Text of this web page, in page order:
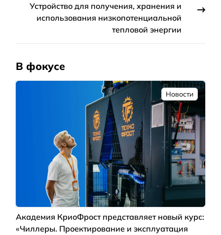
Устройство для получения, хранения и
использования низкопотенциальной
тепловой энергии
В фокусе
Новости
Академия КриоФрост представляет новый курс:
«Чиллеры. Проектирование и эксплуатация